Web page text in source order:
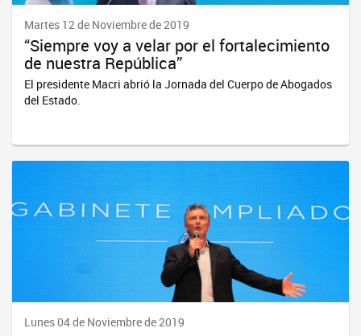
Martes 12 de Noviembre de 2019
“Siempre voy a velar por el fortalecimiento
de nuestra República”
El presidente Macri abrió la Jornada del Cuerpo de Abogados
del Estado.
Lunes 04 de Noviembre de 2019